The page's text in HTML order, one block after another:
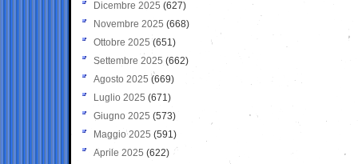
Dicembre 2025 (627)
Novembre 2025 (668)
Ottobre 2025 (651)
Settembre 2025 (662)
Agosto 2025 (669)
Luglio 2025 (671)
Giugno 2025 (573)
Maggio 2025 (591)
Aprile 2025 (622)